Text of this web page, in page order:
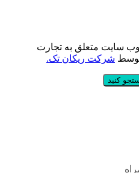
سایت متعلق به تجارت
شرکت ریکان تک.
کنید